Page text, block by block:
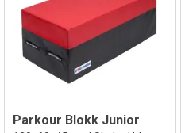
Parkour Blokk Junior